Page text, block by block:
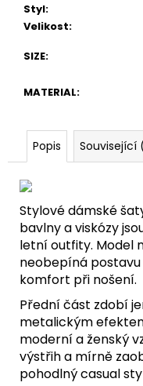
Styl:
Velikost:
SIZE:
MATERIAL:
Popis Související
Stylové dámské
bavlny a viskózy
letní outfity. Model
neobepíná
komfort při nošení.
Přední část zdobí
metalickým
moderní a ženský
výstřih a mírně
pohodlný casual